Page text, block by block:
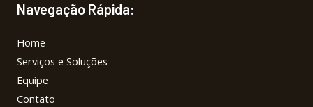
Navegação Rápida:
Home
Serviços e Soluções
Equipe
Contato